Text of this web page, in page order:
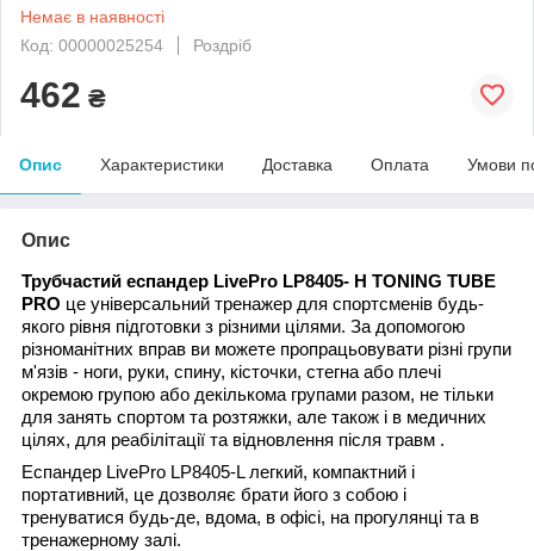
Немає в наявності
Код: 00000025254
Роздріб
462 ₴
Опис Характеристики Доставка Оплата Умови
Опис
Трубчастий еспандер LivePro LP8405- H TONING TUBE
PRO це універсальний тренажер для спортсменів будь-
якого рівня підготовки з різними цілями. За допомогою
різноманітних вправ ви можете пропрацьовувати різні групи
м'язів - ноги, руки, спину, кісточки, стегна або плечі
окремою групою або декількома групами разом, не тільки
для занять спортом та розтяжки, але також і в медичних
цілях, для реабілітації та відновлення після травм .
Еспандер LivePro LP8405-L легкий, компактний і
портативний, це дозволяє брати його з собою і
тренуватися будь-де, вдома, в офісі, на прогулянці та в
тренажерному залі.